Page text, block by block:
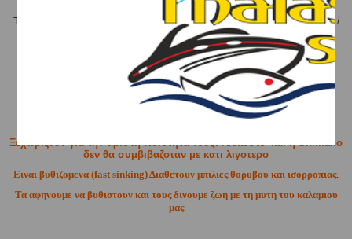
ΤΕΧΝΗΤΑ ΔΟΛΩΜΑΤΑ - ΤΣΑΠΑΡΙ - ΚΑΛΑΜΑΡΙΕΡΕΣ / ΤΕΧΝΗΤΑ ΨΑΡΑΚΙΑ /
Shimano VIB (OV-0755)
Shimano VIB
Ξεχωριζουν για την αριστη ποιοτητα τους. Αλλωστε και η Shimano
δεν θα συμβιβαζοταν με κατι λιγοτερο
Ειναι βυθιζομενα (fast sinking) Διαθετουν μπιλιες θορυβου και ισορροπιας.
Τα αφηνουμε να βυθιστουν και τους δινουμε ζωη με τη μυτη του καλαμιου
μας